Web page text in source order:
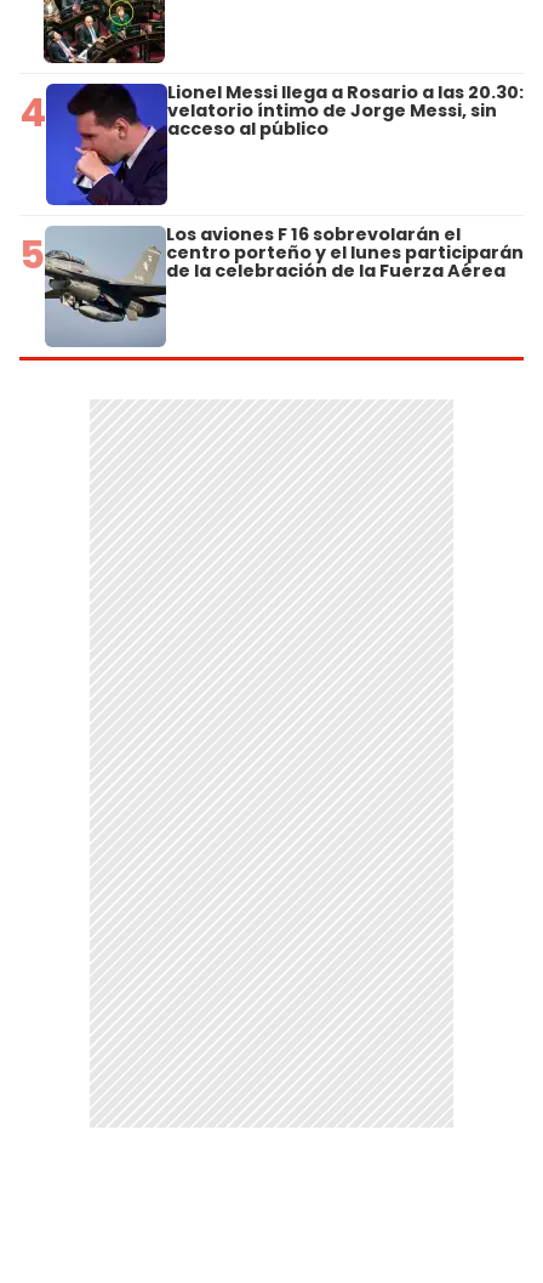
4 Lionel Messi llega a Rosario a las 20.30:
velatorio íntimo de Jorge Messi, sin
acceso al público
5 Los aviones F 16 sobrevolarán el
centro porteño y el lunes participarán
de la celebración de la Fuerza Aérea